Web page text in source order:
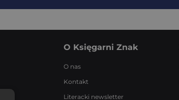
O Księgarni Znak
O nas
Kontakt
Literacki newsletter